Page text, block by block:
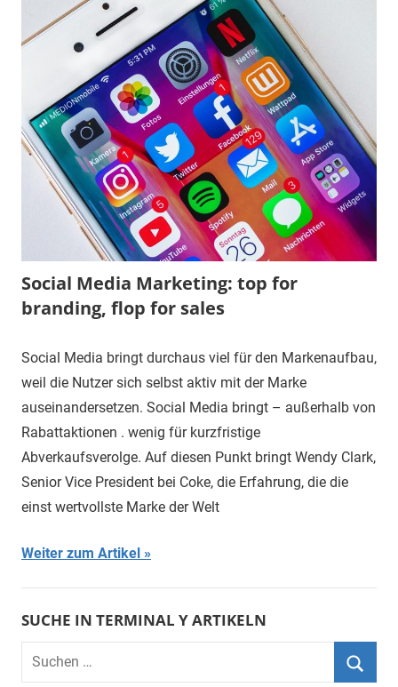
Social Media Marketing: top for
branding, flop for sales
Social Media bringt durchaus viel für den Markenaufbau,
weil die Nutzer sich selbst aktiv mit der Marke
auseinandersetzen. Social Media bringt – außerhalb von
Rabattaktionen . wenig für kurzfristige
Abverkaufsverolge. Auf diesen Punkt bringt Wendy Clark,
Senior Vice President bei Coke, die Erfahrung, die die
einst wertvollste Marke der Welt
Weiter zum Artikel
SUCHE IN TERMINAL Y ARTIKELN
Suchen